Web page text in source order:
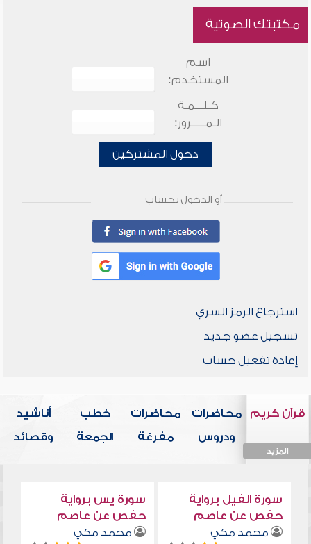
مكتبتك الصوتية
اسم
المستخدم:
كـلـــمـة
الـمـــــرور:
دخول المشتركين
أو الدخول بحساب
استرجاع الرمز السري
تسجيل عضو جديد
إعادة تفعيل حساب
قرآن كريم
المزيد
محاضرات
ودروس
محاضرات
مفرغة
خطب
الجمعة
أناشيد
وقصائد
سورة الفيل برواية
حفص عن عاصم
محمد مكي
سورة يس برواية
حفص عن عاصم
محمد مكي